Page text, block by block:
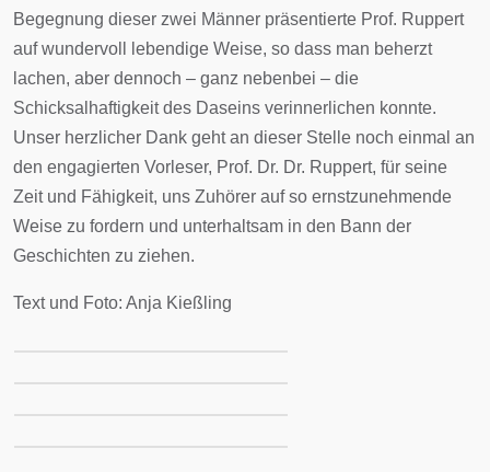
Begegnung dieser zwei Männer präsentierte Prof. Ruppert
auf wundervoll lebendige Weise, so dass man beherzt
lachen, aber dennoch – ganz nebenbei – die
Schicksalhaftigkeit des Daseins verinnerlichen konnte.
Unser herzlicher Dank geht an dieser Stelle noch einmal an
den engagierten Vorleser, Prof. Dr. Dr. Ruppert, für seine
Zeit und Fähigkeit, uns Zuhörer auf so ernstzunehmende
Weise zu fordern und unterhaltsam in den Bann der
Geschichten zu ziehen.
Text und Foto: Anja Kießling